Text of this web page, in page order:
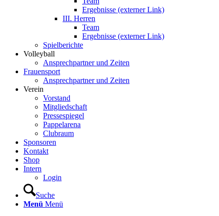
Ergebnisse (externer Link)
III. Herren
Team
Ergebnisse (externer Link)
Spielberichte
Volleyball
Ansprechpartner und Zeiten
Frauensport
Ansprechpartner und Zeiten
Verein
Vorstand
Mitgliedschaft
Pressespiegel
Pappelarena
Clubraum
Sponsoren
Kontakt
Shop
Intern
Login
Suche
Menü Menü